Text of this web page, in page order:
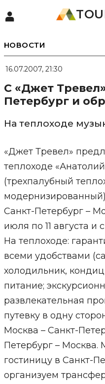
НОВОСТИ
16.07.2007, 21:30
С «Джет
Петербург и
На теплоходе
«Джет Тревел»
теплоходе
(трехпалубный
Санкт-Петербург –
июля по 11 августа и
На теплоходе:
всеми удобствами
холодильник,
питание;
развлекательная
путевку в одну
Москва – Санкт-
Петербург – Москва.
гостиницу в Санкт-
организуем